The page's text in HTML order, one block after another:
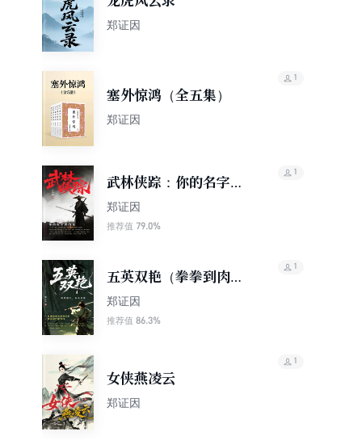
郑证因‌
塞外惊鸿（全五集）
郑证因
1
武林侠踪：你的名字我
的冤
郑证因‌
推荐值 79.0%
1
五英双艳（拳拳到肉，
剑剑追魂！民国武侠北
派四大家郑证因扛鼎力
郑证因
推荐值 86.3%
1
女侠燕凌云
郑证因
1